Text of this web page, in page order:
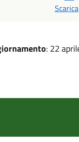
Scarica
: 22